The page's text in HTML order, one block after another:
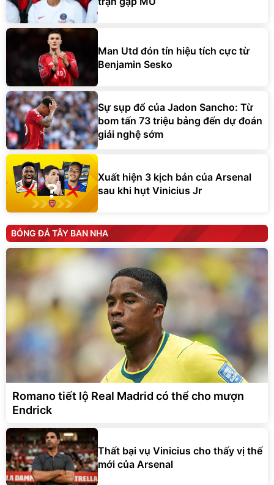
Man Utd đón tín hiệu tích cực từ
Benjamin Sesko
Sự sụp đổ của Jadon Sancho: Từ
bom tấn 73 triệu bảng đến dự đoán
giải nghệ sớm
Xuất hiện 3 kịch bản của Arsenal
sau khi hụt Vinicius Jr
BÓNG ĐÁ TÂY BAN NHA
Romano tiết lộ Real Madrid có thể cho mượn
Endrick
Thất bại vụ Vinicius cho thấy vị thế
mới của Arsenal